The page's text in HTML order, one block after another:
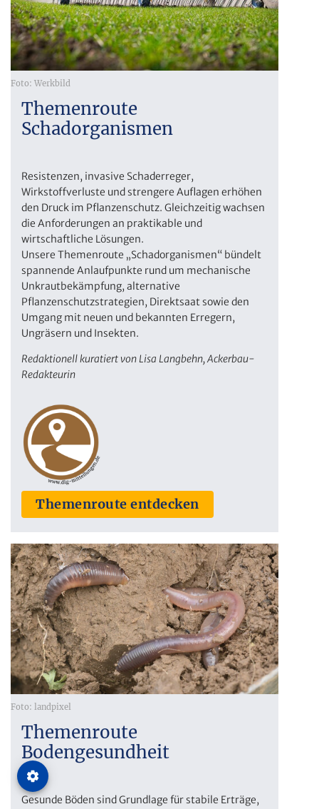
Foto: Werkbild
Themenroute
Schadorganismen
Resistenzen, invasive Schaderreger,
Wirkstoffverluste und strengere Auflagen erhöhen
den Druck im Pflanzenschutz. Gleichzeitig wachsen
die Anforderungen an praktikable und
wirtschaftliche Lösungen.
Unsere Themenroute „Schadorganismen“ bündelt
spannende Anlaufpunkte rund um mechanische
Unkrautbekämpfung, alternative
Pflanzenschutzstrategien, Direktsaat sowie den
Umgang mit neuen und bekannten Erregern,
Ungräsern und Insekten.
Redaktionell kuratiert von Lisa Langbehn, Ackerbau-
Redakteurin
Themenroute entdecken
Foto: landpixel
Themenroute
Bodengesundheit
Gesunde Böden sind Grundlage für stabile Erträge,